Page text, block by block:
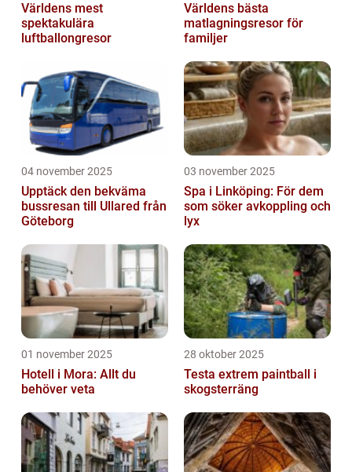
Världens mest
spektakulära
luftballongresor
Världens bästa
matlagningsresor för
familjer
04 november 2025
Upptäck den bekväma
bussresan till Ullared från
Göteborg
03 november 2025
Spa i Linköping: För dem
som söker avkoppling och
lyx
01 november 2025
Hotell i Mora: Allt du
behöver veta
28 oktober 2025
Testa extrem paintball i
skogsterräng